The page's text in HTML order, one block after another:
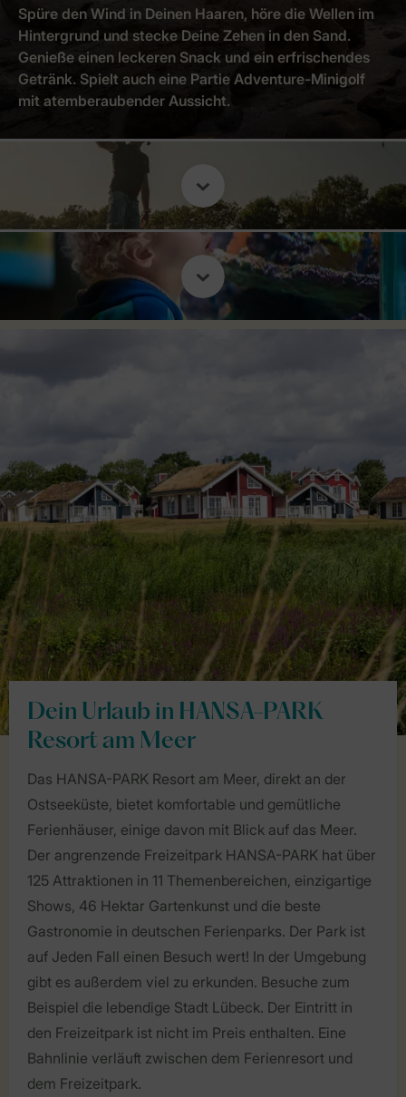
Spüre den Wind in Deinen Haaren, höre die Wellen im
Hintergrund und stecke Deine Zehen in den Sand.
Genieße einen leckeren Snack und ein erfrischendes
Getränk. Spielt auch eine Partie Adventure-Minigolf
mit atemberaubender Aussicht.
Dein Urlaub in HANSA-PARK
Resort am Meer
Das HANSA-PARK Resort am Meer, direkt an der
Ostseeküste, bietet komfortable und gemütliche
Ferienhäuser, einige davon mit Blick auf das Meer.
Der angrenzende Freizeitpark HANSA-PARK hat über
125 Attraktionen in 11 Themenbereichen, einzigartige
Shows, 46 Hektar Gartenkunst und die beste
Gastronomie in deutschen Ferienparks. Der Park ist
auf Jeden Fall einen Besuch wert! In der Umgebung
gibt es außerdem viel zu erkunden. Besuche zum
Beispiel die lebendige Stadt Lübeck. Der Eintritt in
den Freizeitpark ist nicht im Preis enthalten. Eine
Bahnlinie verläuft zwischen dem Ferienresort und
dem Freizeitpark.